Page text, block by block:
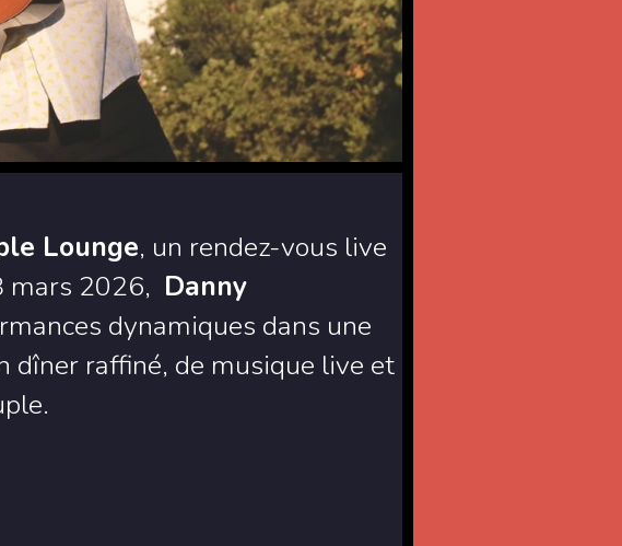
Lounge, un rendez-vous live
mars 2026, Danny
dynamiques dans une
dîner raffiné, de musique live et